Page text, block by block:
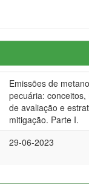
Emissões de
pecuária: conceitos,
de avaliação e
mitigação. Parte I.
29-06-2023